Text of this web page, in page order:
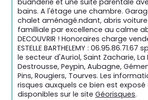
buanderie et une suite parentale
bains. A l'étage une chambre.
chalet aménagé.ndant, abris
familliale par excellence au calme
DECOUVRIR ! Honoraires charge
ESTELLE BARTHELEMY :
le secteur d'Auriol, Saint Zacharie, La
Destrousse, Peypin, Aubagne,
Pins, Rougiers, Tourves. Les
risques auxquels ce bien est exposé
disponibles sur le site Géorisques.